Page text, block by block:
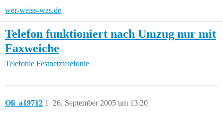
wer-weiss-was.de
Telefon funktioniert nach Umzug nur mit
Faxweiche
Telefonie Festnetztelefonie
Oli_a19712 26. September 2005 um 13:20
1